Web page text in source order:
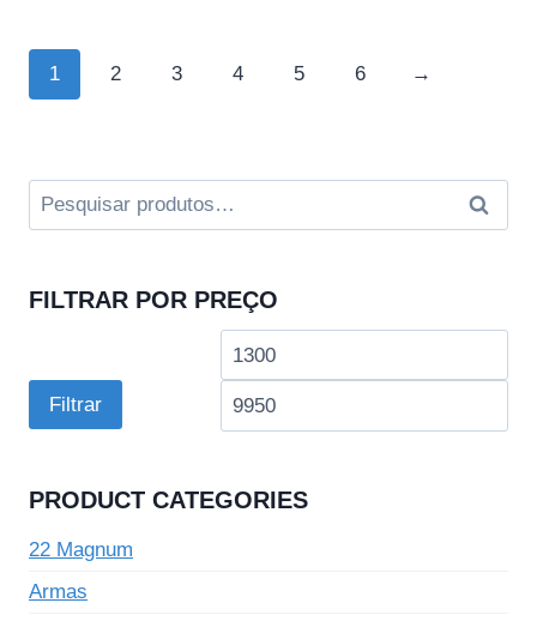
1 2 3 4 5 6 →
Pesquisar
por:
FILTRAR POR PREÇO
Preço
Filtrar
PRODUCT CATEGORIES
22 Magnum
Armas